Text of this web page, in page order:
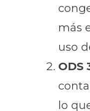
más
uso
ODS
lo